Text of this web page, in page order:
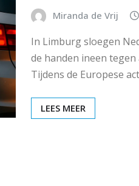
Miranda de Vrij
In Limburg sloegen
de handen ineen
Tijdens de Europese
LEES MEER